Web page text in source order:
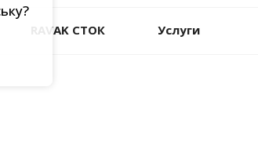
RAVAK СТОК Услуги